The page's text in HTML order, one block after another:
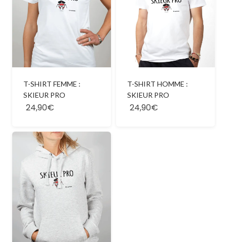
T-SHIRT FEMME :
SKIEUR PRO
24,90€
T-SHIRT HOMME :
SKIEUR PRO
24,90€